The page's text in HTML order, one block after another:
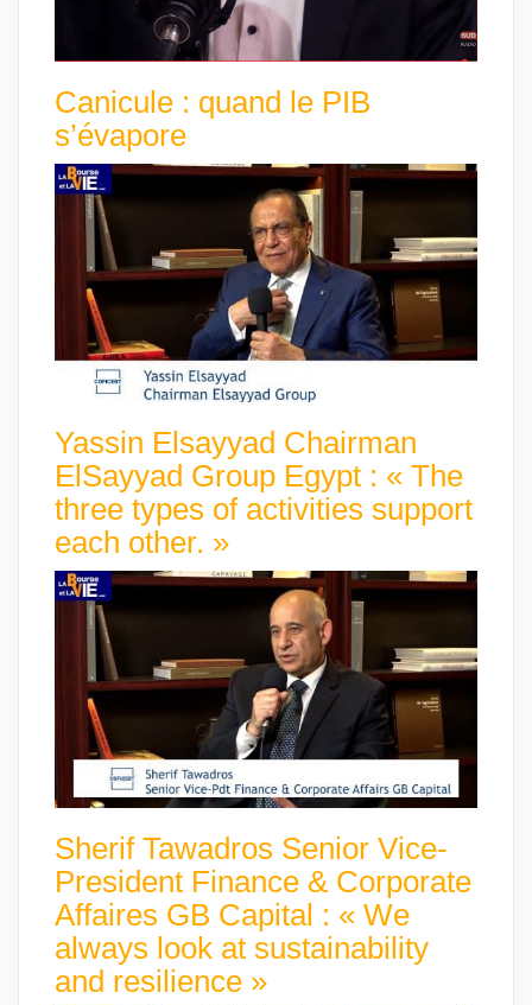
Canicule : quand le PIB
s’évapore
Yassin Elsayyad Chairman
ElSayyad Group Egypt : « The
three types of activities support
each other. »
Sherif Tawadros Senior Vice-
President Finance & Corporate
Affaires GB Capital : « We
always look at sustainability
and resilience »